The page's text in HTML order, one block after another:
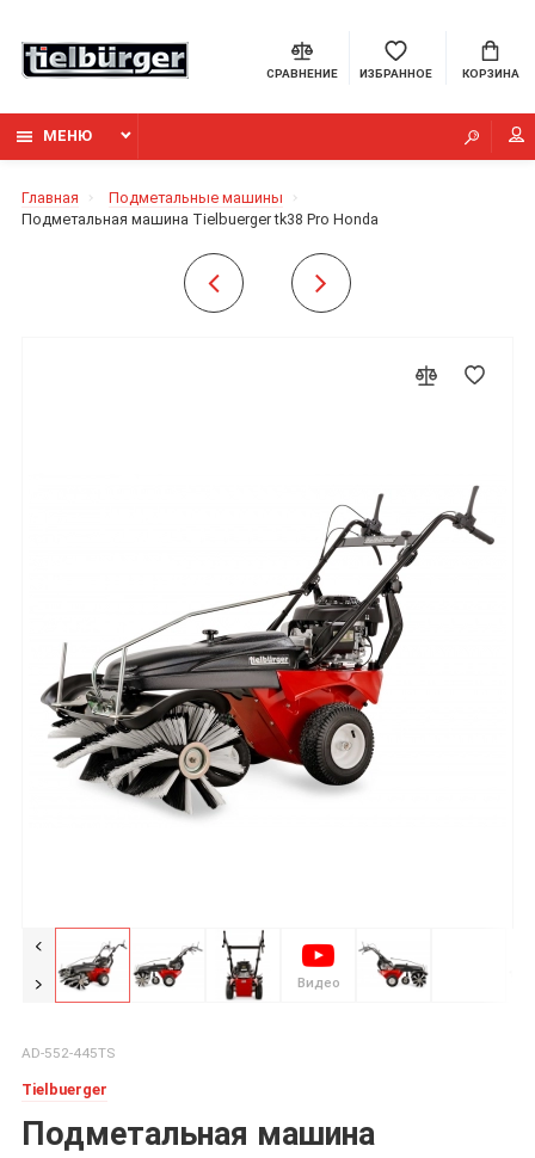
СРАВНЕНИЕ ИЗБРАННОЕ КОРЗИНА
МЕНЮ
Главная
Подметальные машины
Подметальная машина Tielbuerger tk38 Pro Honda
Видео
AD-552-445TS
Tielbuerger
Подметальная машина